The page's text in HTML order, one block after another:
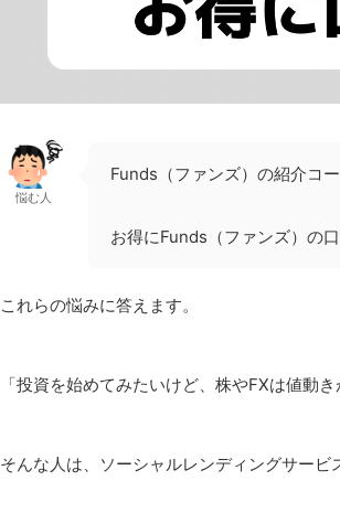
悩む人
Funds（ファンズ）の紹介コ
お得にFunds（ファンズ）の
これらの悩みに答えます。
「投資を始めてみたいけど、株やFXは値動
そんな人は、ソーシャルレンディングサービ